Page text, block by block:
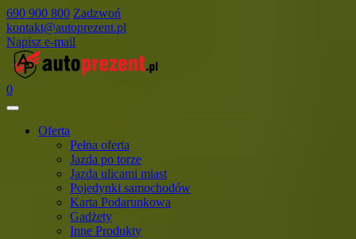
690 900 800 Zadzwoń
kontakt@autoprezent.pl
Napisz e-mail
0
Oferta
Pełna oferta
Jazda po torze
Jazda ulicami miast
Pojedynki samochodów
Karta Podarunkowa
Gadżety
Inne Produkty